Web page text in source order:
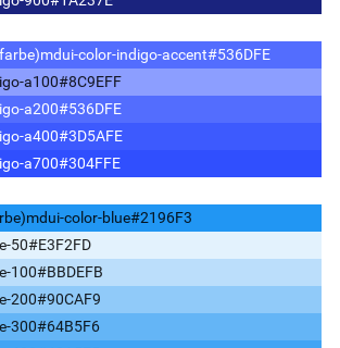
mdui-color-indigo-accent#536DFE
a100#8C9EFF
a200#536DFE
a400#3D5AFE
a700#304FFE
mdui-color-blue#2196F3
50#E3F2FD
100#BBDEFB
200#90CAF9
300#64B5F6